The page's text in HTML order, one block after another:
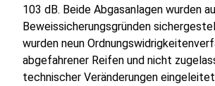
103 dB. Beide Abgasanlagen wurden
Beweissicherungsgründen
wurden neun
abgefahrener Reifen und nicht
technischer Veränderungen